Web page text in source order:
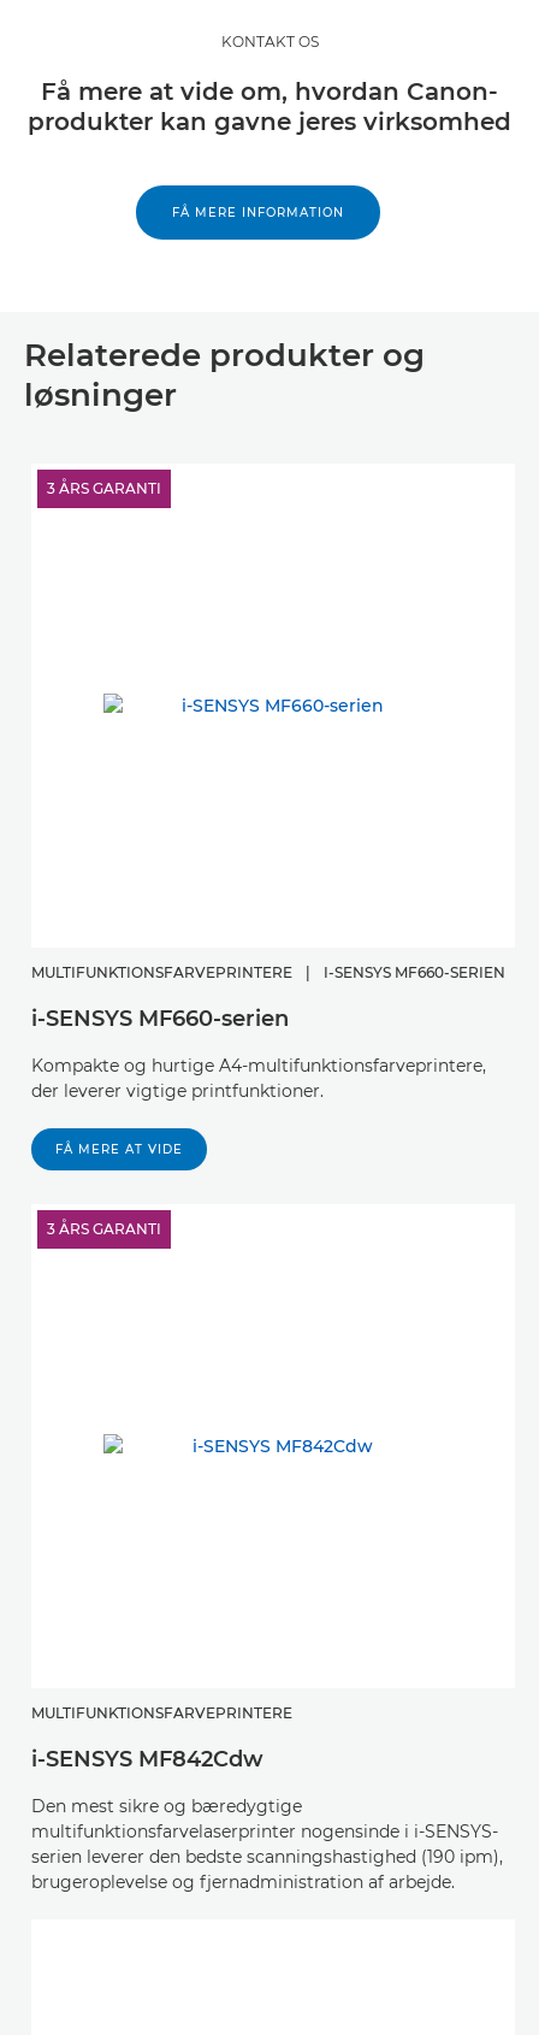
KONTAKT OS
Få mere at vide om, hvordan Canon-
produkter kan gavne jeres virksomhed
FÅ MERE INFORMATION
Relaterede produkter og
løsninger
3 ÅRS GARANTI
MULTIFUNKTIONSFARVEPRINTERE I-SENSYS MF660-SERIEN
i-SENSYS MF660-serien
Kompakte og hurtige A4-multifunktionsfarveprintere,
der leverer vigtige printfunktioner.
FÅ MERE AT VIDE
3 ÅRS GARANTI
MULTIFUNKTIONSFARVEPRINTERE
i-SENSYS MF842Cdw
Den mest sikre og bæredygtige
multifunktionsfarvelaserprinter nogensinde i i-SENSYS-
serien leverer den bedste scanningshastighed (190 ipm),
brugeroplevelse og fjernadministration af arbejde.